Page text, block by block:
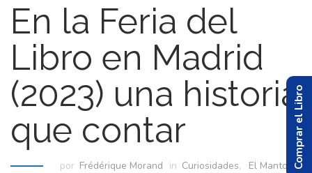
En la Feria del
Libro en Madrid
(2023) una historia
que contar
por Frédérique Morand in Curiosidades,
El Manto yComprar el Libro